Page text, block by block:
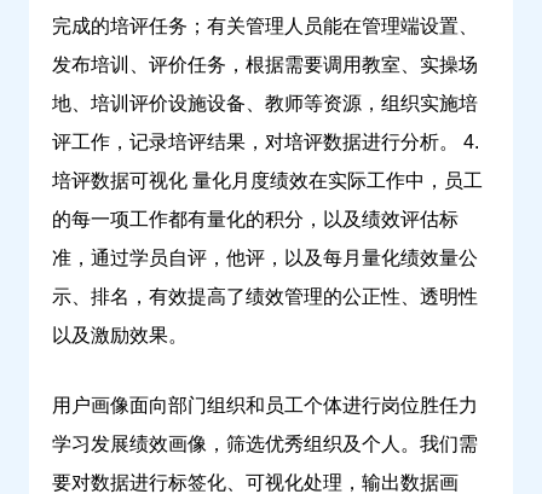
完成的培评任务；有关管理人员能在管理端设置、
发布培训、评价任务，根据需要调用教室、实操场
地、培训评价设施设备、教师等资源，组织实施培
评工作，记录培评结果，对培评数据进行分析。 4.
培评数据可视化 量化月度绩效在实际工作中，员工
的每一项工作都有量化的积分，以及绩效评估标
准，通过学员自评，他评，以及每月量化绩效量公
示、排名，有效提高了绩效管理的公正性、透明性
以及激励效果。
用户画像面向部门组织和员工个体进行岗位胜任力
学习发展绩效画像，筛选优秀组织及个人。我们需
要对数据进行标签化、可视化处理，输出数据画